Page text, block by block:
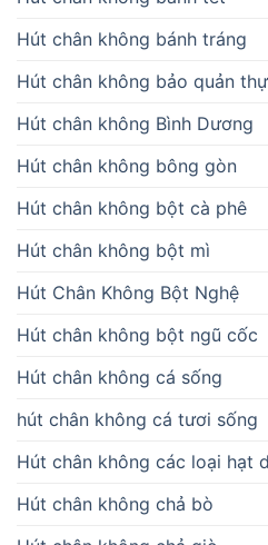
Hút chân không bánh tráng
Hút chân không bảo quản
Hút chân không Bình Dương
Hút chân không bông gòn
Hút chân không bột cà phê
Hút chân không bột mì
Hút Chân Không Bột Nghệ
Hút chân không bột ngũ cốc
Hút chân không cá sống
hút chân không cá tươi sống
Hút chân không các loại hạt
Hút chân không chả bò